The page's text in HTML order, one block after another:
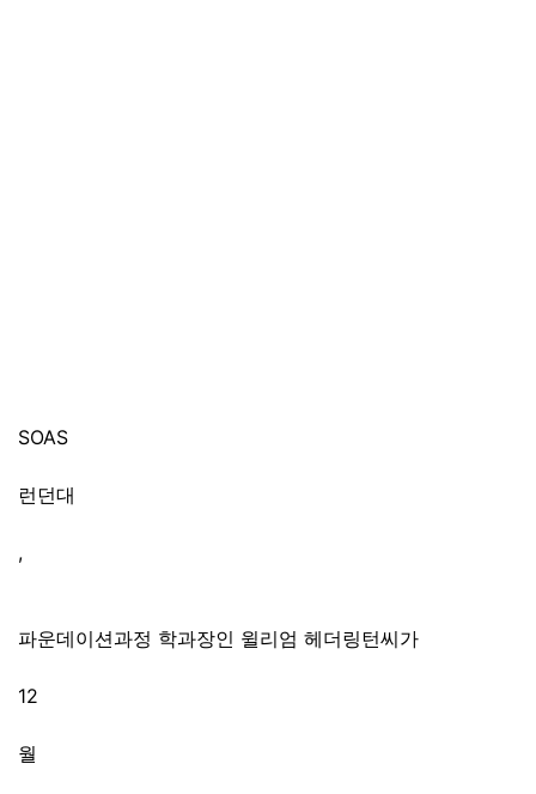
SOAS
런던대
,
파운데이션과정 학과장인 윌리엄 헤더링턴씨가
12
월